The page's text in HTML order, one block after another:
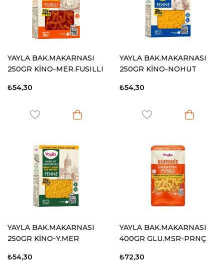
YAYLA BAK.MAKARNASI
250GR KİNO-MER.FUSILLI
₺54,30
YAYLA BAK.MAKARNASI
250GR KİNO-NOHUT
₺54,30
YAYLA BAK.MAKARNASI
250GR KİNO-Y.MER
₺54,30
YAYLA BAK.MAKARNASI
400GR GLU.MSR-PRNÇ
₺72,30